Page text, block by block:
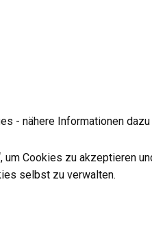
- nähere Informationen
, um Cookies zu akzeptieren
selbst zu verwalten.